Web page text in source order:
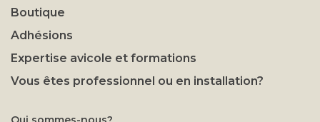
Boutique
Adhésions
Expertise avicole et formations
Vous êtes professionnel ou en installation?